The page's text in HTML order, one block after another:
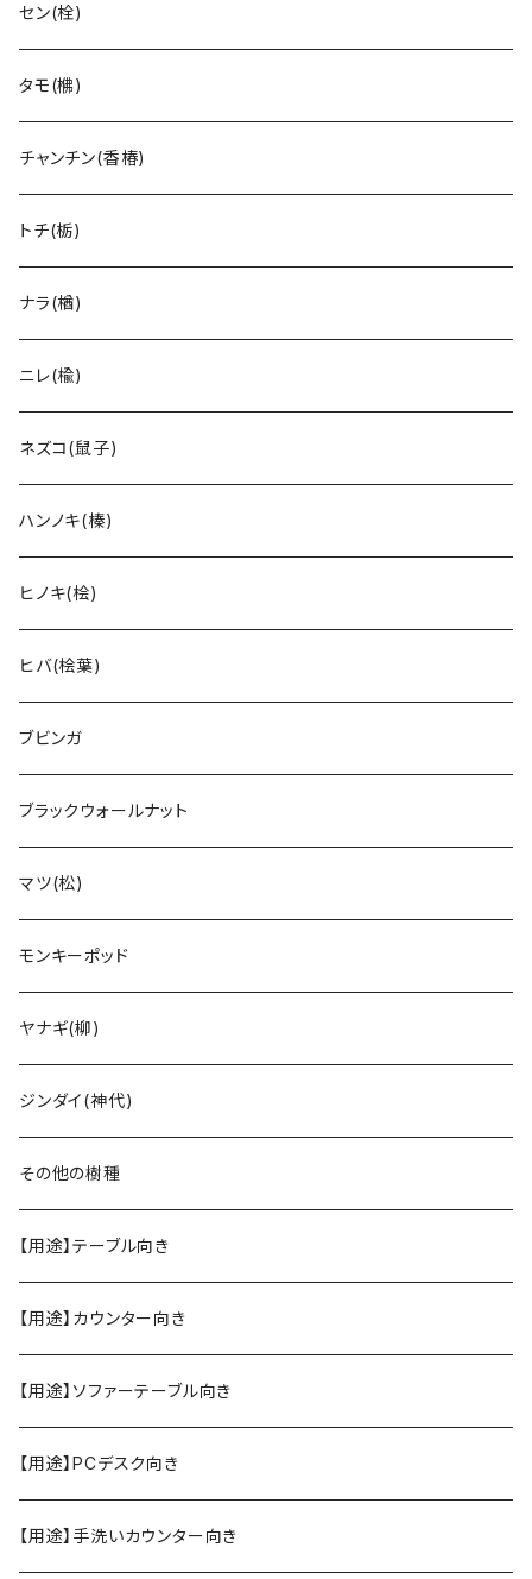
セン(栓)
タモ(梻)
チャンチン(香椿)
トチ(栃)
ナラ(楢)
ニレ(楡)
ネズコ(鼠子)
ハンノキ(榛)
ヒノキ(桧)
ヒバ(桧葉)
ブビンガ
ブラックウォールナット
マツ(松)
モンキーポッド
ヤナギ(柳)
ジンダイ(神代)
その他の樹種
【用途】テーブル向き
【用途】カウンター向き
【用途】ソファーテーブル向き
【用途】PCデスク向き
【用途】手洗いカウンター向き